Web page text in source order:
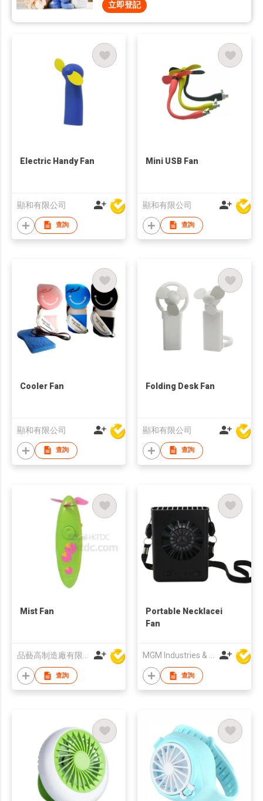
立即登記
Electric Handy Fan
顯和有限公司
查詢
Mini USB Fan
顯和有限公司
查詢
Cooler Fan
顯和有限公司
查詢
Folding Desk Fan
顯和有限公司
查詢
Mist Fan
品藝高制造廠有限公司
查詢
Portable Necklacei
Fan
MGM Industries & Company
查詢